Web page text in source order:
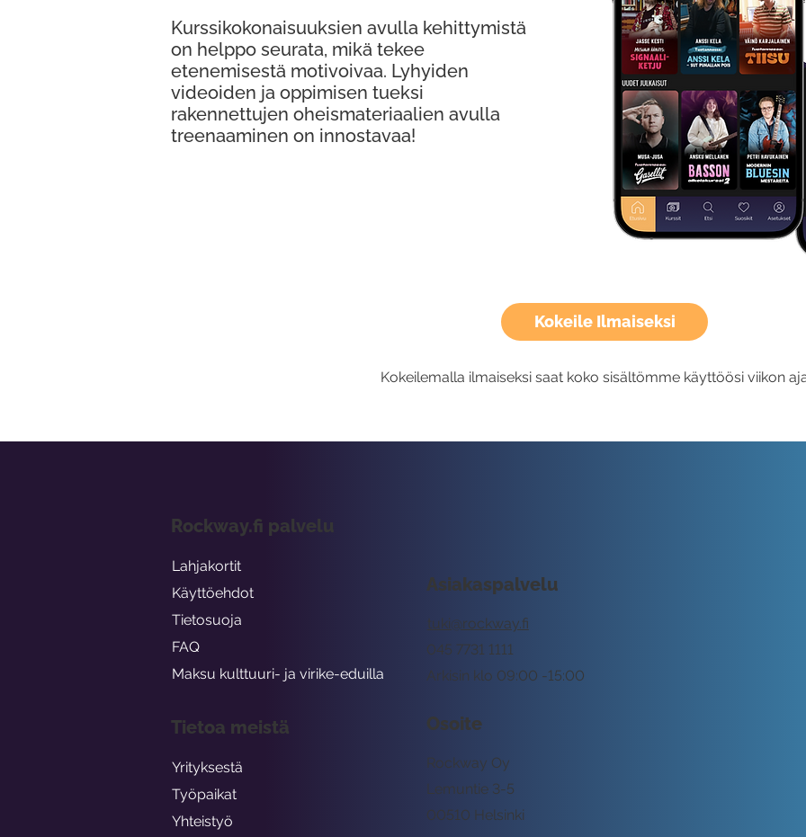
Kokeile Ilmaiseksi
Kokeilemalla ilmaiseksi saat koko sisältömme käyttöösi viikon
Kurssikokonaisuuksien avulla kehittymistä
on helppo seurata, mikä tekee
etenemisestä motivoivaa. Lyhyiden
videoiden ja oppimisen tueksi
rakennettujen oheismateriaalien avulla
treenaaminen on innostavaa!
Asiakaspalvelu
tuki@rockway.fi
Arkisin klo 09:00 -15:00
045 7731 1111
Osoite
Rockway Oy
Lemuntie 3-5
00510 Helsinki
Rockway.fi palvelu
Lahjakortit
Käyttöehdot
Tietosuoja
FAQ
Maksu kulttuuri- ja virike-eduilla
Tietoa meistä
Yrityksestä
Työpaikat
Yhteistyö